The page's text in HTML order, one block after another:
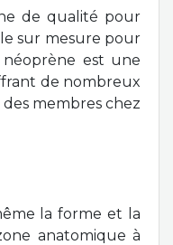
de qualité pour
sur mesure pour
est une
de nombreux
membres chez
la forme et la
anatomique à